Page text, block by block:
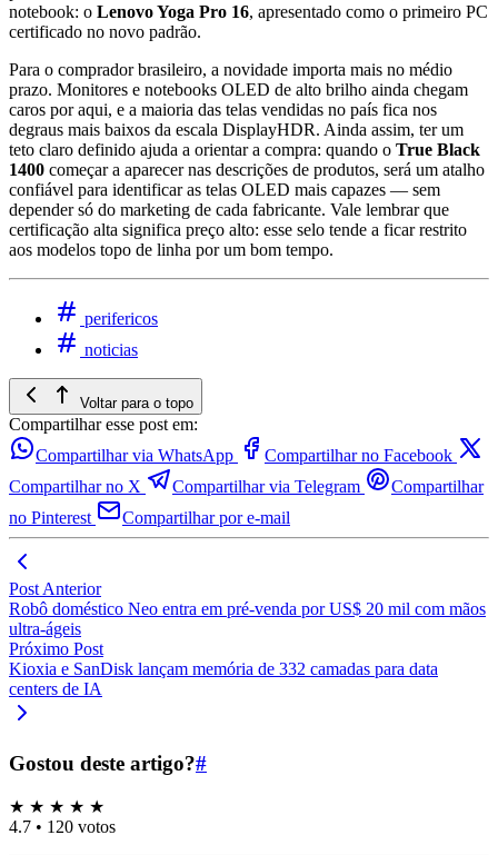
notebook: o Lenovo Yoga Pro 16, apresentado como o primeiro PC
certificado no novo padrão.
Para o comprador brasileiro, a novidade importa mais no médio
prazo. Monitores e notebooks OLED de alto brilho ainda chegam
caros por aqui, e a maioria das telas vendidas no país fica nos
degraus mais baixos da escala DisplayHDR. Ainda assim, ter um
teto claro definido ajuda a orientar a compra: quando o True Black
1400 começar a aparecer nas descrições de produtos, será um atalho
confiável para identificar as telas OLED mais capazes — sem
depender só do marketing de cada fabricante. Vale lembrar que
certificação alta significa preço alto: esse selo tende a ficar restrito
aos modelos topo de linha por um bom tempo.
perifericos
noticias
Voltar para o topo
Compartilhar esse post em:
Compartilhar via WhatsApp
Compartilhar no Facebook
Compartilhar no X
Compartilhar via Telegram
Compartilhar
no Pinterest
Compartilhar por e-mail
Post Anterior
Robô doméstico Neo entra em pré-venda por US$ 20 mil com mãos
ultra-ágeis
Próximo Post
Kioxia e SanDisk lançam memória de 332 camadas para data
centers de IA
Gostou deste artigo?#
★ ★ ★ ★ ★
4.7 • 120 votos